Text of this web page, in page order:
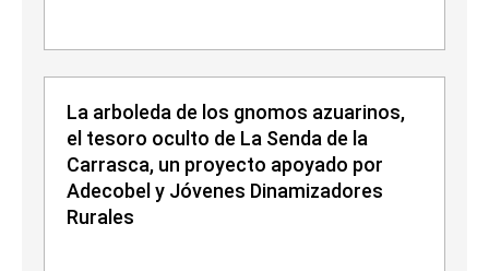
La arboleda de los gnomos azuarinos,
el tesoro oculto de La Senda de la
Carrasca, un proyecto apoyado por
Adecobel y Jóvenes Dinamizadores
Rurales